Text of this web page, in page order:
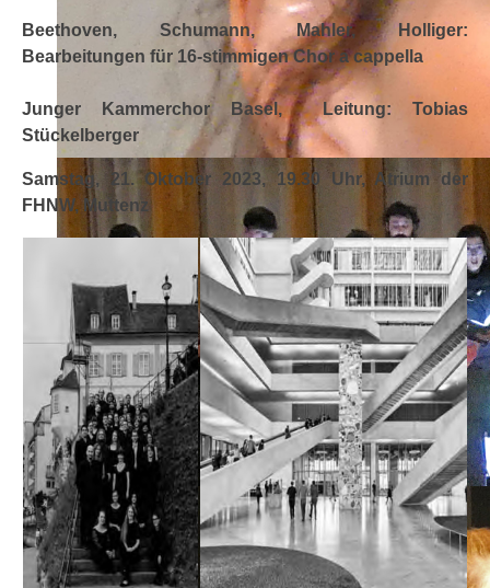
Beethoven, Schumann, Mahler, Holliger:
Bearbeitungen für 16-stimmigen Chor a cappella
Junger Kammerchor Basel, Leitung: Tobias
Stückelberger
Samstag, 21. Oktober 2023, 19.30 Uhr, Atrium der
FHNW, Muttenz